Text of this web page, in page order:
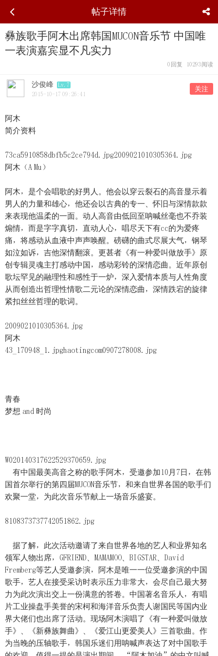
帖子详情
彝族歌手阿木出席韩国MUCON音乐节 中国唯
一表演嘉宾显不凡实力
0 回复 10293阅读
沙俊峰
Lv.7
2015-10-17 09:26:41
关注
阿木
简介资料
73ca5910858dbfb5c2ce794d.jpg2009021010305364.jpg
阿木（A Mu）
阿木，是个会唱歌的好男人。他会以穿云裂石的高音显示着
男人的力量和雄心，他还会以古典的专一、怀旧与深情款款
来表现他温柔的一面。动人高音由低回至呐喊丝毫也不乔装
煽情，而是字字真切，直动人心，唱尽天下有cc的为爱疼
痛，将感动从血液中声声唤醒。磅礴的曲式尽展大气，钢琴
如泣如诉，吉他深情翻滚。更甚者《有一种爱叫做放手》原
创专辑灵魂主打感动中国，感动彩铃的深情恋曲。近年原创
歌坛罕见的融理性和感性于一炉，深入爱情本质与人性角度
从而创造出哲理性情歌二元论的深情恋曲，深情跌宕的旋律
紧扣丝丝哲理的歌词。
2009021010305364.jpg
阿木
43_170948_1.jpghaotingcom0907278008.jpg
青春
梦想 and 时尚
W020140317622529370659.jpg
有中国最美高音之称的歌手阿木，受邀参加10月7日，在韩
国首尔举行的第四届MUCON音乐节，和来自世界各国的歌手们
欢聚一堂，为此次音乐节献上一场音乐盛宴。
8108373737742051862.jpg
据了解，此次活动邀请了来自世界各地的艺人和业界知名
领军人物出席，GFRIEND、MAMAMOO、BIGSTAR、David
Fremberg等艺人受邀参演，阿木是唯一一位受邀参演的中国
歌手，艺人在接受采访时表示压力非常大，会尽自己最大努
力为此次演出交上一份满意的答卷。中国著名音乐人，有唱
片工业操盘手美誉的宋柯和海洋音乐负责人谢国民等国内业
界大佬们也出席了活动。现场阿木演唱了《有一种爱叫做放
手》、《新彝族舞曲》、《爱江山更爱美人》三首歌曲。作
为当晚的压轴歌手，韩国乐迷们用呐喊声表达了对中国歌手